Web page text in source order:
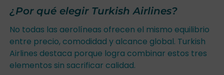
¿Por qué elegir Turkish Airlines?
No todas las aerolíneas ofrecen el mismo equilibrio
entre precio, comodidad y alcance global. Turkish
Airlines destaca porque logra combinar estos tres
elementos sin sacrificar calidad.